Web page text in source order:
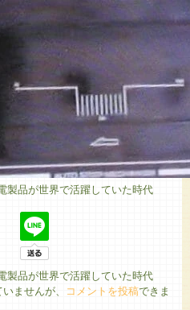
製品が世界で活躍していた時代
製品が世界で活躍していた時代
ませんが、
コメントを投稿できま